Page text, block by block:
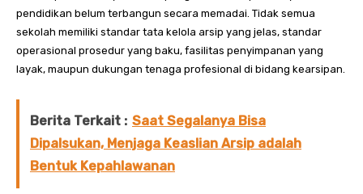
pendidikan belum terbangun secara memadai. Tidak semua
sekolah memiliki standar tata kelola arsip yang jelas, standar
operasional prosedur yang baku, fasilitas penyimpanan yang
layak, maupun dukungan tenaga profesional di bidang kearsipan.
Berita Terkait : Saat Segalanya Bisa
Dipalsukan, Menjaga Keaslian Arsip adalah
Bentuk Kepahlawanan